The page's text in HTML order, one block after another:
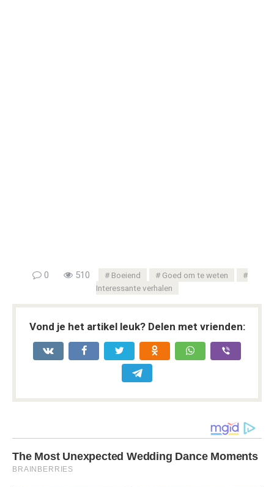
0 510 Boeiend
Goed om te weten
Interessante verhalen
Vond je het artikel leuk? Delen met vrienden: